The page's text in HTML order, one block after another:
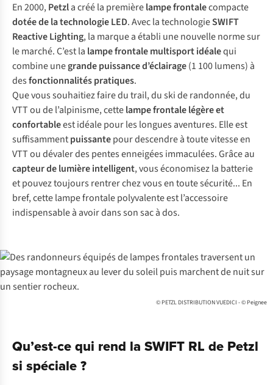
En 2000,Petzla créé la premièrelampe frontalecompacte
dotée de la technologie LED. Avec la technologieSWIFT
Reactive Lighting, la marque a établi une nouvelle norme sur
le marché. C’est la lampe frontale multisport idéalequi
combine unegrande puissance d’éclairage(1 100 lumens) à
desfonctionnalités pratiques.
Que vous souhaitiez faire du trail, du ski de randonnée, du
VTT ou de l’alpinisme, cettelampe frontale légère et
confortableest idéale pour les longues aventures. Elle est
suffisammentpuissantepour descendre à toute vitesse en
VTT ou dévaler des pentes enneigées immaculées. Grâce au
capteur de lumière intelligent, vous économisez la batterie
et pouvez toujours rentrer chez vous en toute sécurité... En
bref, cette lampe frontale polyvalente est l’accessoire
indispensable à avoir dans son sac à dos.
© PETZL DISTRIBUTION VUEDICI - © Peignee
Qu’est-ce qui rend la SWIFT RL de Petzl
si spéciale ?